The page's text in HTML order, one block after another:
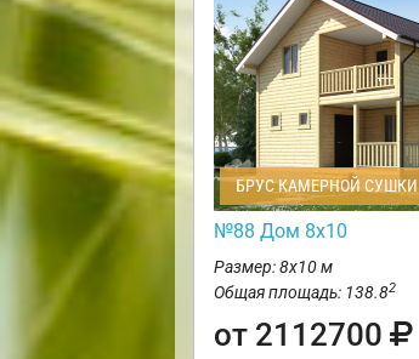
БРУС КАМЕРНОЙ СУШКИ
№88 Дом 8х10
Размер: 8х10 м
Общая площадь: 138.82
от 2112700